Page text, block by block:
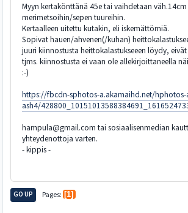
Myyn kertakönttänä 45e tai vaihdetaan väh.14cm
merimetsoihin/sepen tuureihin.
Kertaalleen uitettu kutakin, eli iskemättömiä.
Sopivat hauen/ahvenen(/kuhan)
juuri kiinnostusta heittokalastukseeen löydy,
tjms. kiinnostusta ei vaan ole allekirjoittaneella
:-)
https://fbcdn-sphotos-a.akamaihd.net/hphotos-
ash4/
hampula@gmail.com tai sosiaalisenmedian
yhteydenottoja varten.
- kippis -
GO UP Pages 1